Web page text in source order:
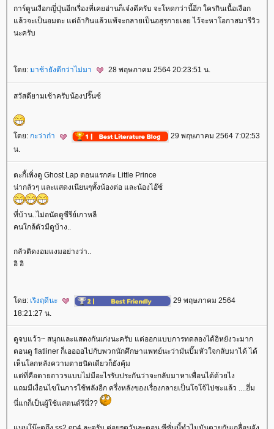
การ์ตูนเงือกญี่ปุ่นอีกเรื่องที่เคยอ่านก็เจ๋งดีครับ จะโหดกว่านี้อีก ใครกินเนื้อเงือก
ล้วจะเป็นอมตะ แต่ถ้ากินแล้วแพ้จะกลายเป็นอสุรกายเลย ไว้จะหาโอกาสมารีวิว
นะครับ
ดย: มาช้ายังดีกว่าไม่มา 28 พฤษภาคม 2564 20:23:51 น.
สวัสดียามเช้าครับน้องปริ๊นซ์
ดย: กะว่าก๋า
29 พฤษภาคม 2564 7:02:53
น.
ตะกี้เพิ่งดู Ghost Lap ตอนแรกค่ะ Little Prince
น่ากลัวๆ และแสดงเนียนๆทั้งน้องต่อ และน้องไอ๊ซ์
ที่บ้าน..ไม่ถนัดดูซีรีย์เกาหลี
คนใกล้ตัวมีดูบ้าง..
กลัวติดงอมแงมอย่างว่า..
อิ อิ
ดย: เริงฤดีนะ
29 พฤษภาคม 2564
18:21:27 น.
ดูจบแว้ว~ สนุกและแสดงกันเก่งนะครับ แต่ออกแบบการทดลองได้อิหยังวะมาก
ตอนดู flatliner ก็เออออไปกับพวกนักศึกษาแพทย์นะว่ามันปั๊มหัวใจกลับมาได้ ได้
เห็นโลกหลังความตายนิดเดียวก็ยังคุ้ม
ต่ที่คือตายถาวรแบบไม่มีอะไรรับประกันว่าจะกลับมาหาเพื่อนได้ด้วยไง
ถมมีเงื่อนไขในการใช้พลังอีก ครึ่งหลังของเรื่องกลายเป็นโจโจ้ไปซะแล้ว ....ฮึ่ม
นี่แกก็เป็นผู้ใช้แสตนด์รึนี่??